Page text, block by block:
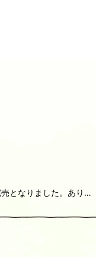
となりました。あり…